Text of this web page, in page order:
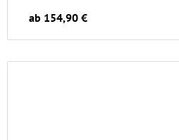
ab 154,90 €